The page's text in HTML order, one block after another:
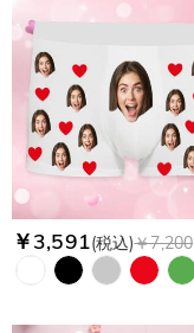
￥3,591(税込)￥7,200